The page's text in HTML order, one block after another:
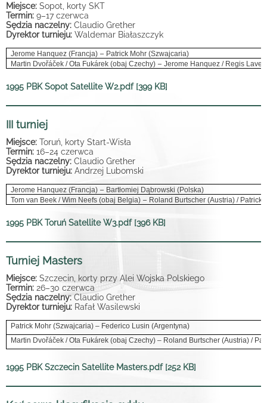
Miejsce: Sopot, korty SKT
Termin: 9–17 czerwca
Sędzia naczelny: Claudio Grether
Dyrektor turnieju: Waldemar Białaszczyk
Jerome Hanquez (Francja) – Patrick Mohr (Szwajcaria)
Martin Dvořáček / Ota Fukárek (obaj Czechy) – Jerome Hanquez / Regis
1995 PBK Sopot Satellite W2.pdf [399 KB]
III turniej
Miejsce: Toruń, korty Start-Wisła
Termin: 16–24 czerwca
Sędzia naczelny: Claudio Grether
Dyrektor turnieju: Andrzej Lubomski
Jerome Hanquez (Francja) – Bartłomiej Dąbrowski (Polska)
Tom van Beek / Wim Neefs (obaj Belgia) – Roland Burtscher (Austria) / Patrick
1995 PBK Toruń Satellite W3.pdf [396 KB]
Turniej Masters
Miejsce: Szczecin, korty przy Alei Wojska Polskiego
Termin: 26–30 czerwca
Sędzia naczelny: Claudio Grether
Dyrektor turnieju: Rafał Wasilewski
Patrick Mohr (Szwajcaria) – Federico Lusin (Argentyna)
Martin Dvořáček / Ota Fukárek (obaj Czechy) – Roland Burtscher (Austria) /
1995 PBK Szczecin Satellite Masters.pdf [252 KB]